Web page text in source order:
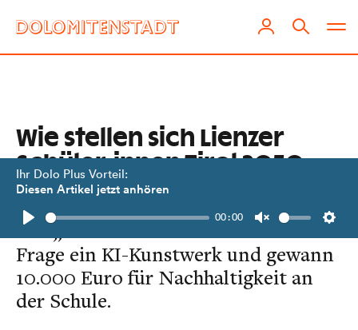
Ihr Dolo Plus Vorteil:
Diesen Artikel jetzt anhören
Play
00:00
Unmute
Wie stellen sich Lienzer
Schüler:innen Tirol 2050
vor?
Das „Klösterle“ entwarf zu dieser
Frage ein KI-Kunstwerk und gewann
10.000 Euro für Nachhaltigkeit an
der Schule.